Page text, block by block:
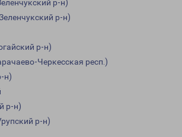
р-н)
р-н)
р-н)
Черкесская респ.)
н)
р-н)
р-н)